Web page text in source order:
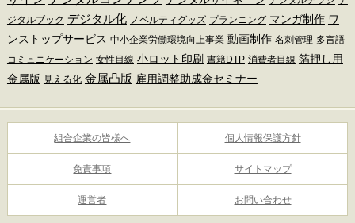
ジタルブック デジタル化 ノベルティグッズ プランニング マンガ制作 ワ
ンストップサービス 中小企業労働環境向上事業 動画制作 名刺管理 多言語
コミュニケーション 女性目線 小ロット印刷 書籍DTP 消費者目線 箔押し用
金属版 見える化 金属凸版 雇用調整助成金セミナー
組合企業の皆様へ 個人情報保護方針
免責事項 サイトマップ
運営者 お問い合わせ